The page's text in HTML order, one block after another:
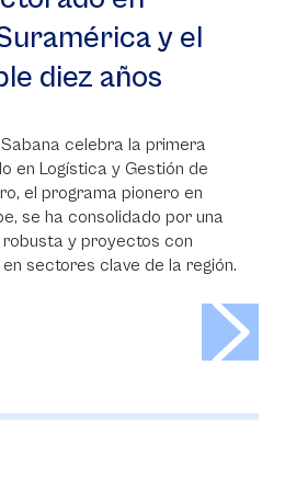
y el
diez años
celebra la primera
en Logística y Gestión de
el programa pionero en
se ha consolidado por una
y proyectos con
sectores clave de la región.